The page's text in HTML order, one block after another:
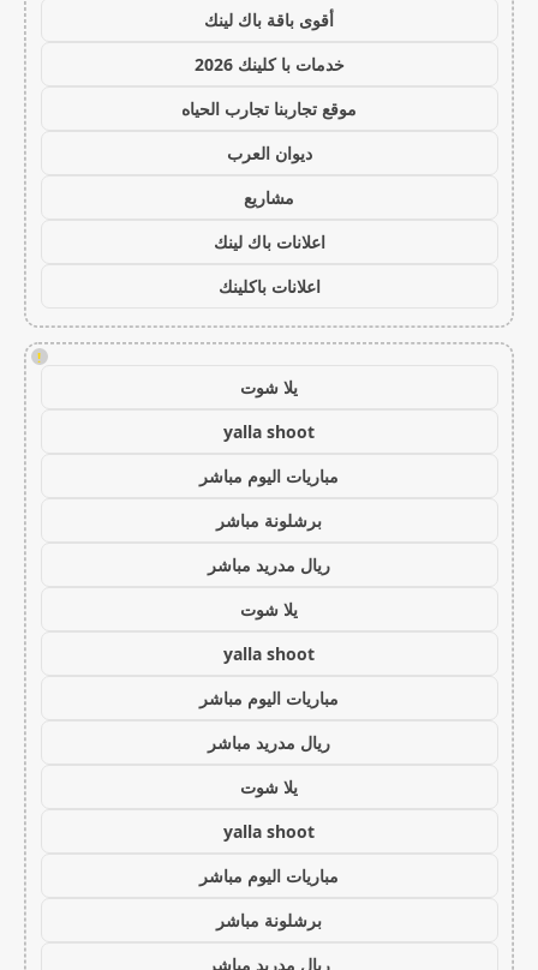
أقوى باقة باك لينك
خدمات با كلينك 2026
موقع تجاربنا تجارب الحياه
ديوان العرب
مشاريع
اعلانات باك لينك
اعلانات باكلينك
!
يلا شوت
yalla shoot
مباريات اليوم مباشر
برشلونة مباشر
ريال مدريد مباشر
يلا شوت
yalla shoot
مباريات اليوم مباشر
ريال مدريد مباشر
يلا شوت
yalla shoot
مباريات اليوم مباشر
برشلونة مباشر
ريال مدريد مباشر